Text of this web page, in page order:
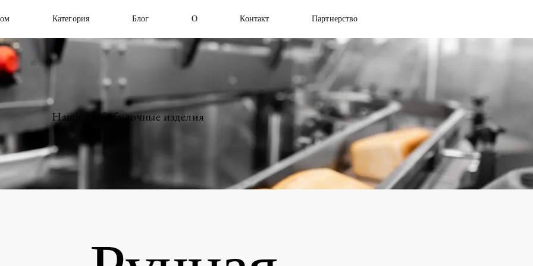
Категория Блог О Контакт Партнерство
Наши хлебобулочные изделия